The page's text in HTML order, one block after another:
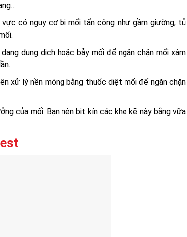
có nguy cơ bị mối tấn công như gầm giường, tủ
dung dịch hoặc bẫy mối để ngăn chặn mối xâm
xử lý nền móng bằng thuốc diệt mối để ngăn chặn
của mối. Bạn nên bịt kín các khe kẽ này bằng vữa